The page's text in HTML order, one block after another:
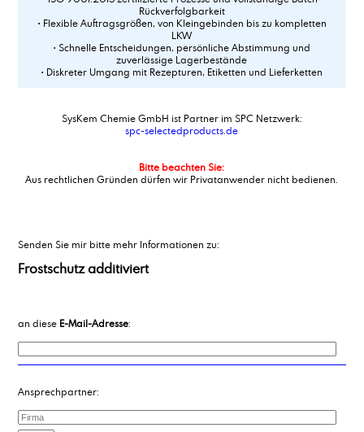
Rückverfolgbarkeit
• Flexible Auftragsgrößen, von Kleingebinden bis zu kompletten
LKW
• Schnelle Entscheidungen, persönliche Abstimmung und
zuverlässige Lagerbestände
• Diskreter Umgang mit Rezepturen, Etiketten und Lieferketten
SysKem Chemie GmbH ist Partner im SPC Netzwerk:
spc-selectedproducts.de
Bitte beachten Sie:
Aus rechtlichen Gründen dürfen wir Privatanwender nicht bedienen.
Senden Sie mir bitte mehr Informationen zu:
Frostschutz additiviert
an diese E-Mail-Adresse:
Ansprechpartner: